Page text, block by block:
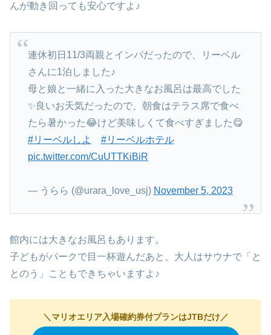
んが動き回っても安心ですよ♪
連休初日11/3両親とインパだったので、リーベル
さんに1泊しました♪
母と娘と一緒に入った大きなお風呂は最高でした
✨良いお天気だったので、朝食はテラス席で食べ
たら暑かった😂けど美味しくて食べすぎました😋
#リーベルしよ
#リーベルホテル
pic.twitter.com/CuUTTKiBiR
— うらら (@urara_love_usj) November 5, 2023
館内には大きなお風呂もあります。
子どもがパークで目一杯遊んだあと、大人はサウナで「と
とのう」こともできちゃいますよ♪
＼マリオエリア入場確約券付プランはJTBだけ／